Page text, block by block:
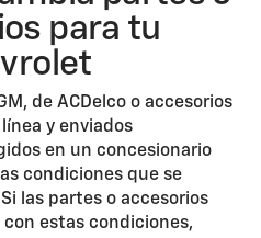
para tu
de ACDelco o accesorios
y enviados
en un concesionario
condiciones que se
las partes o accesorios
estas condiciones,